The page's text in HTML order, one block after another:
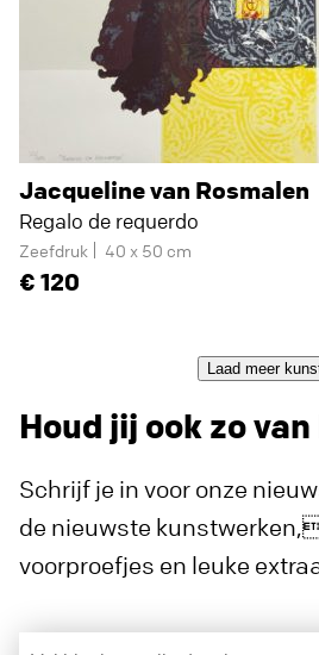
Jacqueline van Rosmalen
Regalo de requerdo
Zeefdruk 40 x 50 cm
120
Laad meer
Houd jij ook zo
Schrijf je in voor onze
de nieuwste
voorproefjes en leuke